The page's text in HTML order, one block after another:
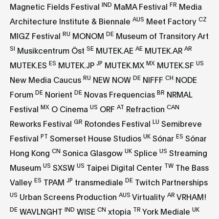
Magnetic Fields Festival IND MaMA Festival FR Media
Architecture Institute & Biennale AUS Meet Factory CZ
MIGZ Festival RU MONOM DE Museum of Transitory Art
SI Musikcentrum Öst SE MUTEK.AE AE MUTEK.AR AR
MUTEK.ES ES MUTEK.JP JP MUTEK.MX MX MUTEK.SF US
New Media Caucus RU NEW NOW DE NIFFF CH NODE
Forum DE Norient DE Novas Frequencias BR NRMAL
Festival MX O Cinema US ORF AT Refraction CAN
Reworks Festival GR Rotondes Festival LU Semibreve
Festival PT Somerset House Studios UK Sónar ES Sónar
Hong Kong CN Sonica Glasgow UK Splice US Streaming
Museum US SXSW US Taipei Digital Center TW The Bass
Valley ES TPAM JP transmediale DE Twitch Partnerships
US Urban Screens Production AUS Virtuality AR VRHAM!
DE WAVLNGHT IND WISE CN xtopia TR York Mediale UK